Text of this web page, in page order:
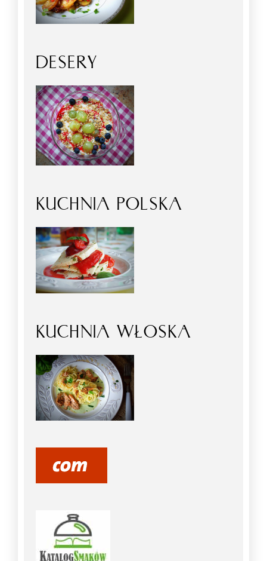
DESERY
KUCHNIA POLSKA
KUCHNIA WŁOSKA